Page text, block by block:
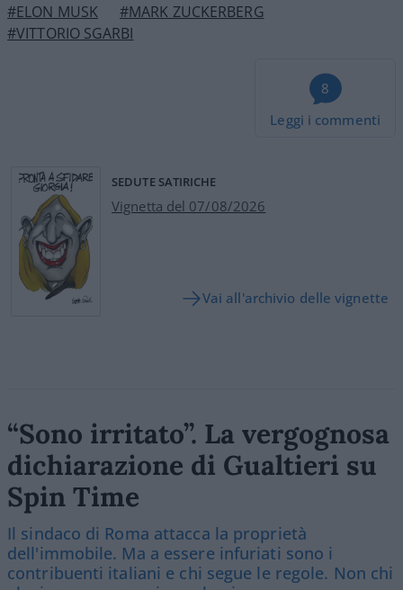
#ELON MUSK
#MARK ZUCKERBERG
#VITTORIO SGARBI
8
Leggi i commenti
SEDUTE SATIRICHE
Vignetta del 07/08/2026
Vai all'archivio delle vignette
“Sono irritato”. La vergognosa
dichiarazione di Gualtieri su
Spin Time
Il sindaco di Roma attacca la proprietà
dell'immobile. Ma a essere infuriati sono i
contribuenti italiani e chi segue le regole. Non chi